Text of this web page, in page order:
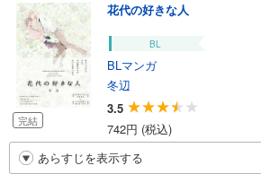
完結
花代の好きな人
BL
BLマンガ
冬辺
3.5
742円 (税込)
あらすじを表示する